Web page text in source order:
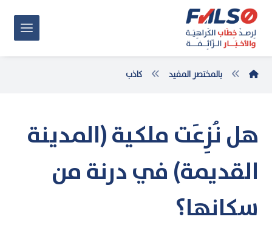
بالمختصر المفيد كاذب
هل نُزِعَت ملكية (المدينة
القديمة) في درنة من
سكانها؟